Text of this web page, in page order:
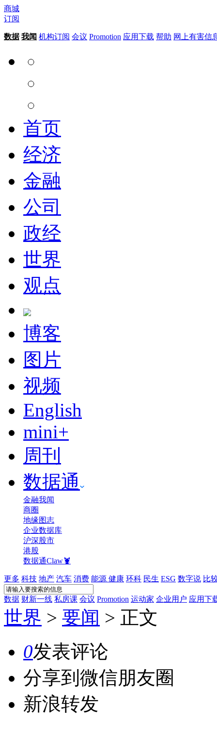
商城
订阅
数据 我闻 机构订阅 会议 Promotion 应用下载 帮助 网上有害信
首页
经济
金融
公司
政经
世界
观点
博客
图片
视频
English
mini+
周刊
数据通
金融我闻
商圈
地缘图志
企业数据库
沪深股市
港股
数据通Claw🦞
更多 科技 地产 汽车 消费 能源 健康 环科 民生 ESG 数字说 比
数据 财新一线 私房课 会议 Promotion 运动家 企业用户 应用下
世界 > 要闻 > 正文
0发表评论
分享到微信朋友圈
新浪转发